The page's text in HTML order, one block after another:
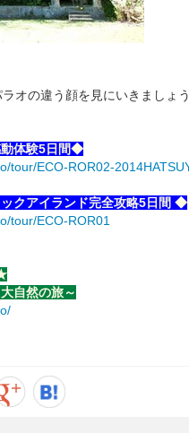
オの違う顔を見にいきましょう
体験5日間◆
tour/ECO-ROR02-
クアイランド完全攻略5日間 ◆
tour/ECO-ROR01
自然の旅～